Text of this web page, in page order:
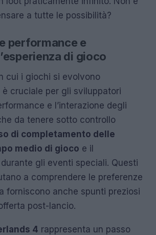
a tutte le possibilità?
performance e
di gioco
cui i giochi si evolvono
cruciale per gli sviluppatori
e l’interazione degli
da tenere sotto controllo
di completamento delle
medio di gioco e il
gli eventi speciali. Questi
a comprendere le preferenze
forniscono anche spunti preziosi
post-lancio.
4 rappresenta un passo